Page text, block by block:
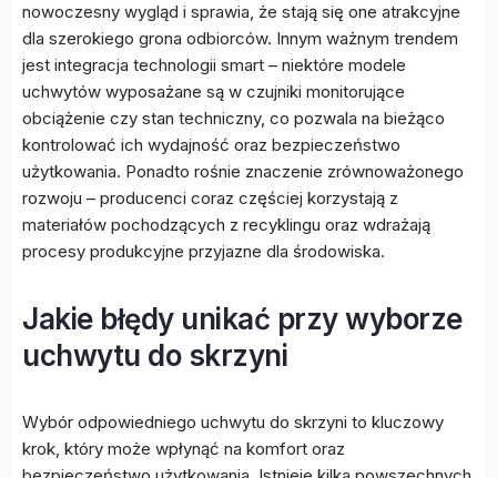
nowoczesny wygląd i sprawia, że stają się one atrakcyjne
dla szerokiego grona odbiorców. Innym ważnym trendem
jest integracja technologii smart – niektóre modele
uchwytów wyposażane są w czujniki monitorujące
obciążenie czy stan techniczny, co pozwala na bieżąco
kontrolować ich wydajność oraz bezpieczeństwo
użytkowania. Ponadto rośnie znaczenie zrównoważonego
rozwoju – producenci coraz częściej korzystają z
materiałów pochodzących z recyklingu oraz wdrażają
procesy produkcyjne przyjazne dla środowiska.
Jakie błędy unikać przy wyborze
uchwytu do skrzyni
Wybór odpowiedniego uchwytu do skrzyni to kluczowy
krok, który może wpłynąć na komfort oraz